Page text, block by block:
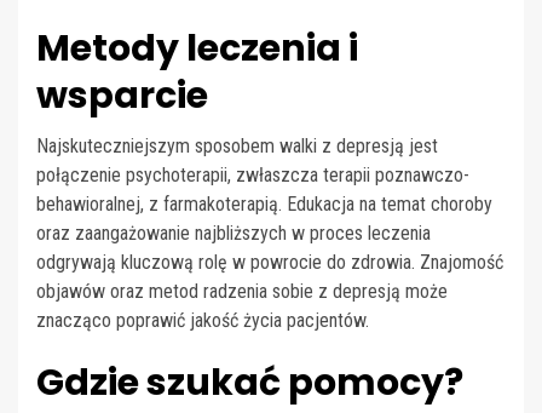
Metody leczenia i
wsparcie
Najskuteczniejszym sposobem walki z depresją jest
połączenie psychoterapii, zwłaszcza terapii poznawczo-
behawioralnej, z farmakoterapią. Edukacja na temat choroby
oraz zaangażowanie najbliższych w proces leczenia
odgrywają kluczową rolę w powrocie do zdrowia. Znajomość
objawów oraz metod radzenia sobie z depresją może
znacząco poprawić jakość życia pacjentów.
Gdzie szukać pomocy?